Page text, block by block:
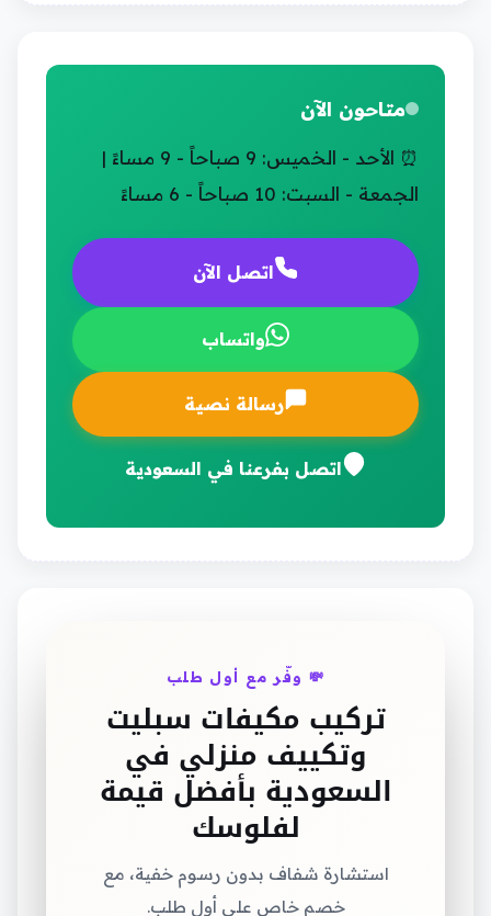
متاحون الآن
⏰ الأحد - الخميس: 9 صباحاً - 9 مساءً |
الجمعة - السبت: 10 صباحاً - 6 مساءً
اتصل الآن
واتساب
رسالة نصية
اتصل بفرعنا في السعودية
💸 وفّر مع أول طلب
تركيب مكيفات سبليت
وتكييف منزلي في
السعودية بأفضل قيمة
لفلوسك
استشارة شفاف بدون رسوم خفية، مع
خصم خاص على أول طلب.